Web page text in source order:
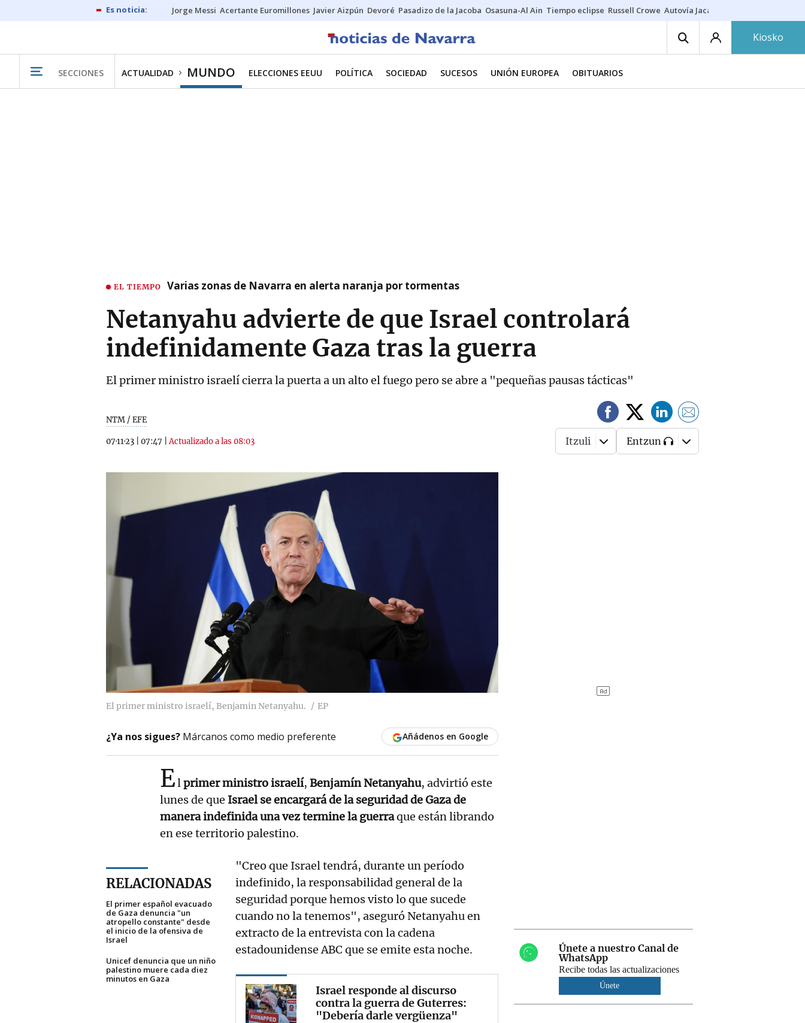
Jorge Messi Acertante Euromillones Javier Aizpún Devoré Pasadizo de la Jacoba Osasuna-Al Ain Tiempo eclipse Russell Crowe Autovía Jaca
Kiosko
SECCIONES ACTUALIDAD MUNDO ELECCIONES EEUU POLÍTICA SOCIEDAD SUCESOS UNIÓN EUROPEA OBITUARIOS
EL TIEMPO Varias zonas de Navarra en alerta naranja por tormentas
Netanyahu advierte de que Israel controlará
indefinidamente Gaza tras la guerra
El primer ministro israelí cierra la puerta a un alto el fuego pero se abre a "pequeñas pausas tácticas"
NTM / EFE
07·11·23 07:47 |Actualizado a las 08:03 Itzuli Entzun
El primer ministro israelí, Benjamin Netanyahu. EP
¿Ya nos sigues? Márcanos como medio preferente Añádenos en Google
Elprimer ministro israelí, Benjamín Netanyahu, advirtió este
lunes de que Israel se encargará de la seguridad de Gaza de
manera indefinidauna vez termine la guerraque están librando
en ese territorio palestino.
RELACIONADAS
El primer español evacuado
de Gaza denuncia "un
atropello constante" desde
el inicio de la ofensiva de
Israel
Unicef denuncia que un niño
palestino muere cada diez
minutos en Gaza
"Creo que Israel tendrá, durante un período
indefinido, la responsabilidad general de la
seguridad porque hemos visto lo que sucede
cuando no la tenemos", aseguró Netanyahu en
extracto de la entrevista con la cadena
estadounidense ABC que se emite esta noche.
Israel responde al discurso
contra la guerra de Guterres:
"Debería darle vergüenza"
Únete a nuestro Canal de
WhatsApp
Recibe todas las actualizaciones
Únete